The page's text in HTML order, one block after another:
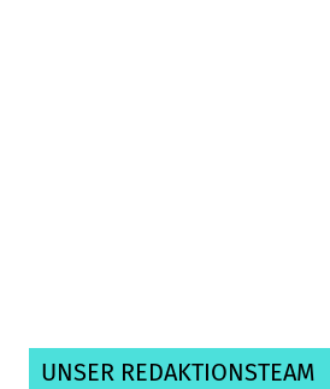
UNSER REDAKTIONSTEAM